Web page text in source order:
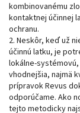
kombinovanému
kontaktnej účinnej
ochranu.
2. Neskôr, keď už
účinnú latku, je
lokálne-
vhodnejšia, najmä
prípravok Revus
odporúčame. Ako
tejto metodicky